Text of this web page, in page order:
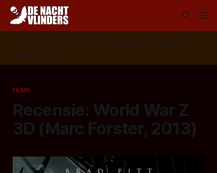
Volg ons op: 📣 RSS 📰 Google News 🦋 Bluesky
✉️
Nieuwsbrief
FILMS
Recensie: World War Z
3D (Marc Forster, 2013)